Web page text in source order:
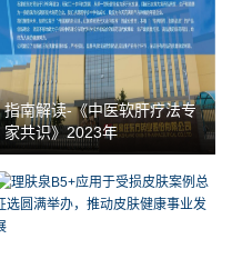
指南解读-《中医软肝疗法专
家共识》2023年